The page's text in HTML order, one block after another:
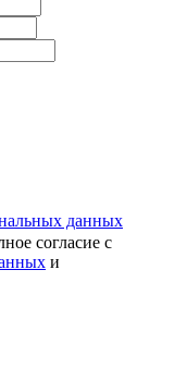
данных
согласие с
и